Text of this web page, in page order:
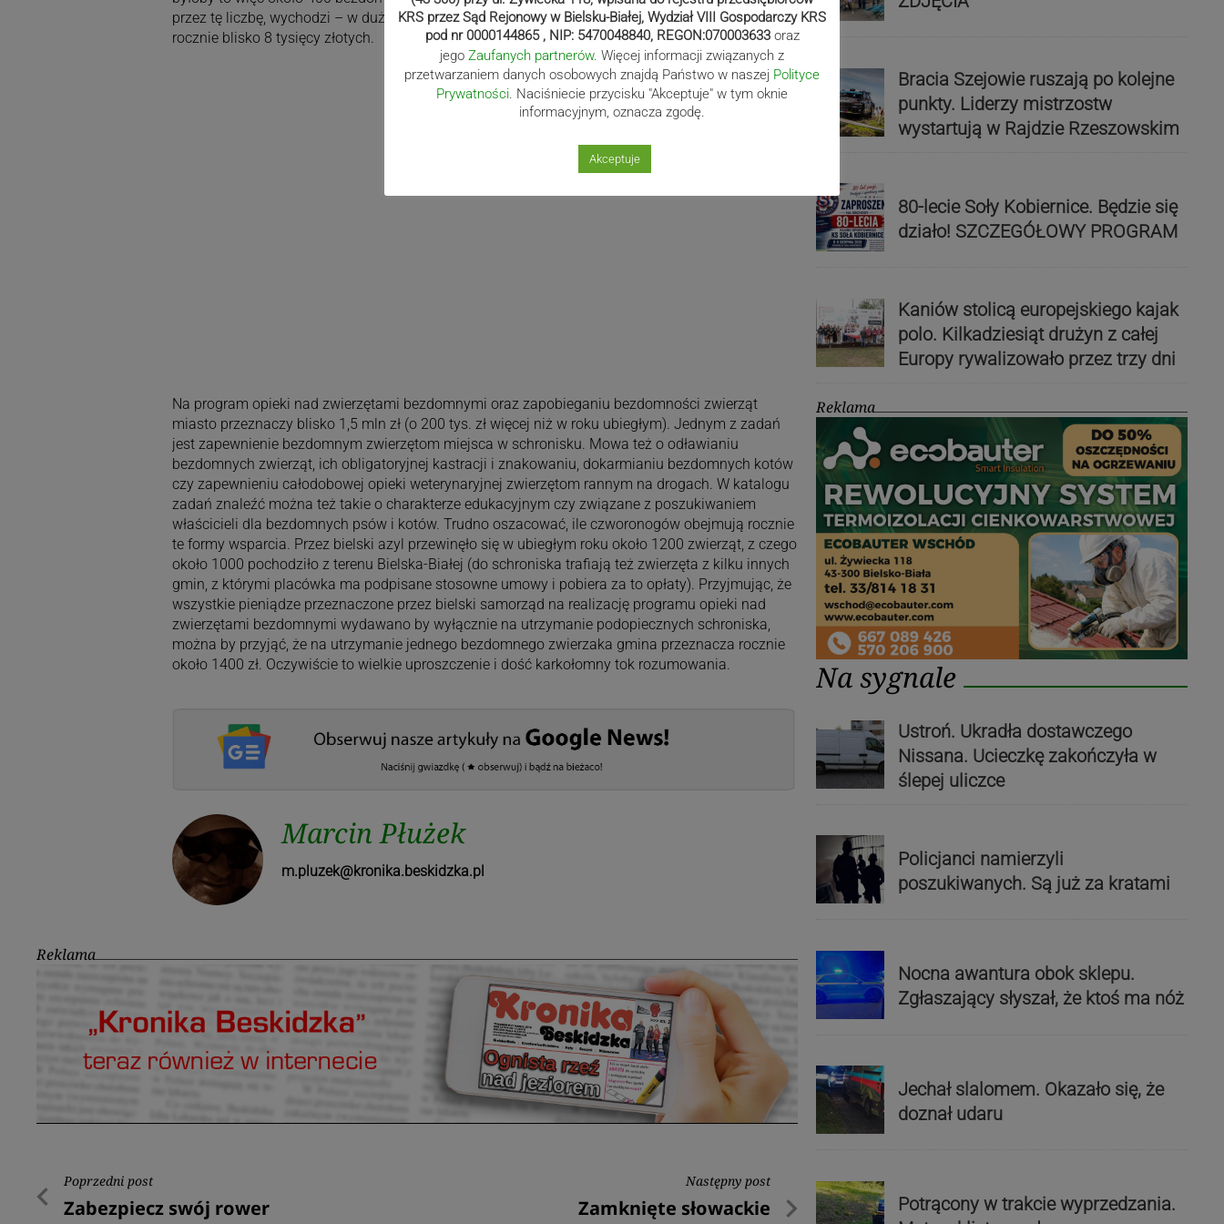
przez tę liczbę, wychodzi – w dużym przybliżeniu – iż na jedną osobę bezdomną samorząd daje
rocznie blisko 8 tysięcy złotych.
Na program opieki nad zwierzętami bezdomnymi oraz zapobieganiu bezdomności zwierząt
miasto przeznaczy blisko 1,5 mln zł (o 200 tys. zł więcej niż w roku ubiegłym). Jednym z zadań
jest zapewnienie bezdomnym zwierzętom miejsca w schronisku. Mowa też o odławianiu
bezdomnych zwierząt, ich obligatoryjnej kastracji i znakowaniu, dokarmianiu bezdomnych kotów
czy zapewnieniu całodobowej opieki weterynaryjnej zwierzętom rannym na drogach. W katalogu
zadań znaleźć można też takie o charakterze edukacyjnym czy związane z poszukiwaniem
właścicieli dla bezdomnych psów i kotów. Trudno oszacować, ile czworonogów obejmują rocznie
te formy wsparcia. Przez bielski azyl przewinęło się w ubiegłym roku około 1200 zwierząt, z czego
około 1000 pochodziło z terenu Bielska-Białej (do schroniska trafiają też zwierzęta z kilku innych
gmin, z którymi placówka ma podpisane stosowne umowy i pobiera za to opłaty). Przyjmując, że
wszystkie pieniądze przeznaczone przez bielski samorząd na realizację programu opieki nad
zwierzętami bezdomnymi wydawano by wyłącznie na utrzymanie podopiecznych schroniska,
można by przyjąć, że na utrzymanie jednego bezdomnego zwierzaka gmina przeznacza rocznie
około 1400 zł. Oczywiście to wielkie uproszczenie i dość karkołomny tok rozumowania.
Marcin Płużek
m.pluzek@kronika.beskidzka.pl
Reklama
Nawigacja
Poprzedni post
Poprzedni
Zabezpiecz swój rower
Następny post
Następny
Zamknięte słowackie
Bracia Szejowie ruszają po kolejne
punkty. Liderzy mistrzostw
wystartują w Rajdzie Rzeszowskim
80-lecie Soły Kobiernice. Będzie się
działo! SZCZEGÓŁOWY PROGRAM
Kaniów stolicą europejskiego kajak
polo. Kilkadziesiąt drużyn z całej
Europy rywalizowało przez trzy dni
Reklama
Na sygnale
Ustroń. Ukradła dostawczego
Nissana. Ucieczkę zakończyła w
ślepej uliczce
Policjanci namierzyli
poszukiwanych. Są już za kratami
Nocna awantura obok sklepu.
Zgłaszający słyszał, że ktoś ma nóż
Jechał slalomem. Okazało się, że
doznał udaru
Potrącony w trakcie wyprzedzania.
KRS przez Sąd Rejonowy w Bielsku-Białej, Wydział VIII Gospodarczy KRS
pod nr 0000144865 , NIP: 5470048840, REGON:070003633 oraz
jego Zaufanych partnerów. Więcej informacji związanych z
przetwarzaniem danych osobowych znajdą Państwo w naszej Polityce
Prywatności . Naciśniecie przycisku "Akceptuje" w tym oknie
informacyjnym, oznacza zgodę.
Akceptuje